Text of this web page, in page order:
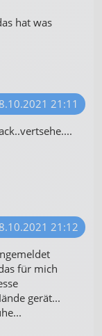
hat was
21:11
21:12
für mich
gerät...